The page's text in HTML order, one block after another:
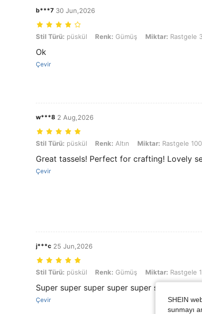
b***7 30 Jun,2026
Stil Türü: püskül, Renk: Gümüş, Miktar: Rastgele 30 parça
Stil Türü: püskül Renk: Gümüş Miktar: Rastgele
Ok
Çevir
w***8 2 Aug,2026
Stil Türü: püskül, Renk: Altın, Miktar: Rastgele 100 parça
Stil Türü: püskül Renk: Altın Miktar: Rastgele
Great tassels! Perfect for crafting! Lovely
Çevir
j***c 25 Jun,2026
Stil Türü: püskül, Renk: Gümüş, Miktar: Rastgele 100 parça
Stil Türü: püskül Renk: Gümüş Miktar: Rastgele
Super super super super super super super
Çevir
SHEIN
sunmayı